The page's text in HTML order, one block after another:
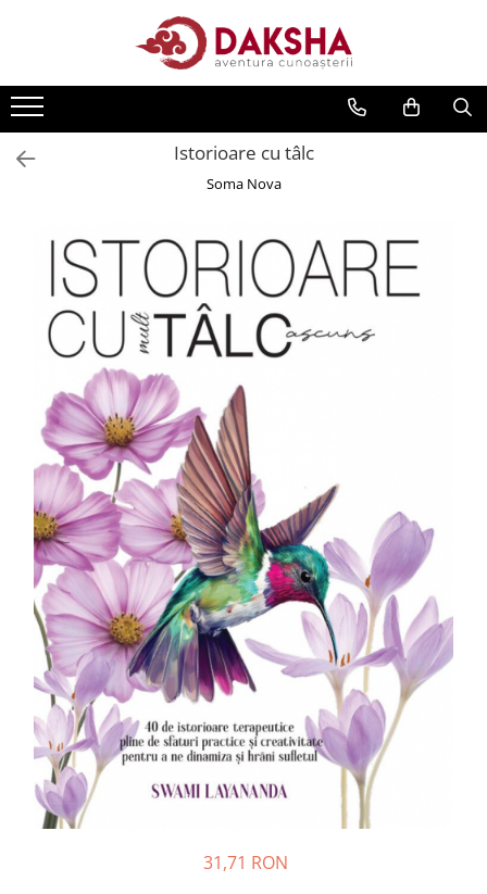
Editura Daksha
Seria Radu Cinamar
Seria Immanuel Velikovsky
Dezvăluiri
Spiritualitate
Extratereștrii
Transformare spirituală
Psihologie
Dezvoltare personală
Astrologie
Știință
Seria Montauk
Mistere
Seria Chico Xavier
Seria Helena Blavatsky
Oracole
Sănătate
Umor
Ficțiune
Istorioare cu tâlc
Soma Nova
31,71 RON